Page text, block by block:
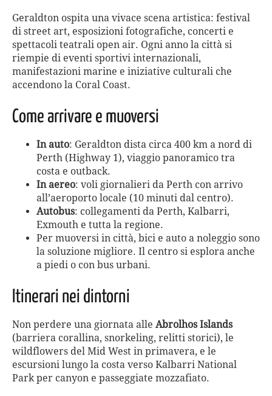
Geraldton ospita una vivace scena artistica: festival
di street art, esposizioni fotografiche, concerti e
spettacoli teatrali open air. Ogni anno la città si
riempie di eventi sportivi internazionali,
manifestazioni marine e iniziative culturali che
accendono la Coral Coast.
Come arrivare e muoversi
In auto: Geraldton dista circa 400 km a nord di
Perth (Highway 1), viaggio panoramico tra
costa e outback.
In aereo: voli giornalieri da Perth con arrivo
all’aeroporto locale (10 minuti dal centro).
Autobus: collegamenti da Perth, Kalbarri,
Exmouth e tutta la regione.
Per muoversi in città, bici e auto a noleggio sono
la soluzione migliore. Il centro si esplora anche
a piedi o con bus urbani.
Itinerari nei dintorni
Non perdere una giornata alle Abrolhos Islands
(barriera corallina, snorkeling, relitti storici), le
wildflowers del Mid West in primavera, e le
escursioni lungo la costa verso Kalbarri National
Park per canyon e passeggiate mozzafiato.